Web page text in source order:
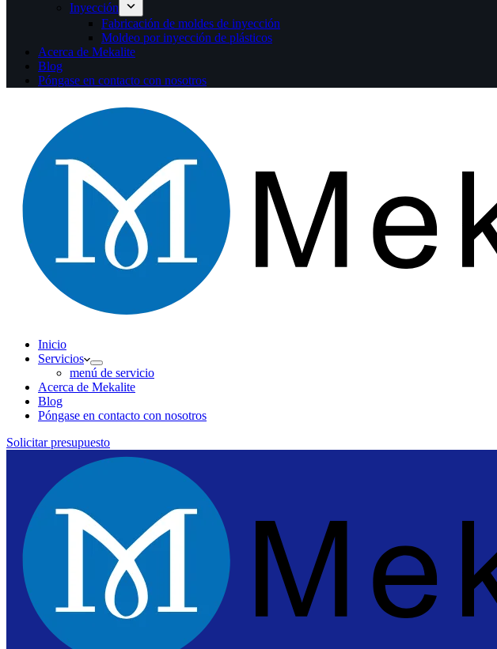
Inyección
Fabricación de moldes de inyección
Moldeo por inyección de plásticos
Acerca de Mekalite
Blog
Póngase en contacto con nosotros
Inicio
Servicios
menú de servicio
Acerca de Mekalite
Blog
Póngase en contacto con nosotros
Solicitar presupuesto